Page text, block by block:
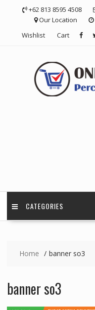
+62 813 8595 4508
Our Location
Wishlist
Cart
CATEGORIES
Home banner so3
banner so3